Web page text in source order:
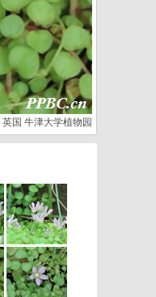
英国 牛津大学植物园